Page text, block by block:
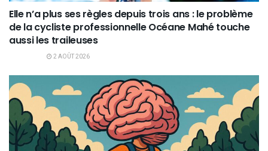
Elle n’a plus ses règles depuis trois ans : le problème
de la cycliste professionnelle Océane Mahé touche
aussi les traileuses
2 AOÛT 2026